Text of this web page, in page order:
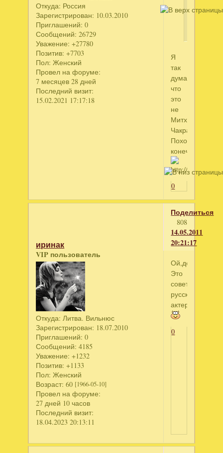
Откуда: Россия
Зарегистрирован: 10.03.2010
Приглашений: 0
Сообщений: 26729
Уважение: +27780
Позитив: +7703
Пол: Женский
Провел на форуме:
7 месяцев 28 дней
Последний визит:
15.02.2021 17:17:18
коверкать
Я
так
думаю
что
это
не
Митхун
Чакраборти!!!!
Похож
конечно!
0
Поделиться
808
14.05.2011
20:21:17
иринак
VIP пользователь
Откуда: Литва. Вильнюс
Зарегистрирован: 18.07.2010
Приглашений: 0
Сообщений: 4185
Уважение: +1232
Позитив: +1133
Пол: Женский
Возраст: 60 [1966-05-10]
Провел на форуме:
27 дней 10 часов
Последний визит:
18.04.2023 20:13:11
Это
советско-
русский
актер
0